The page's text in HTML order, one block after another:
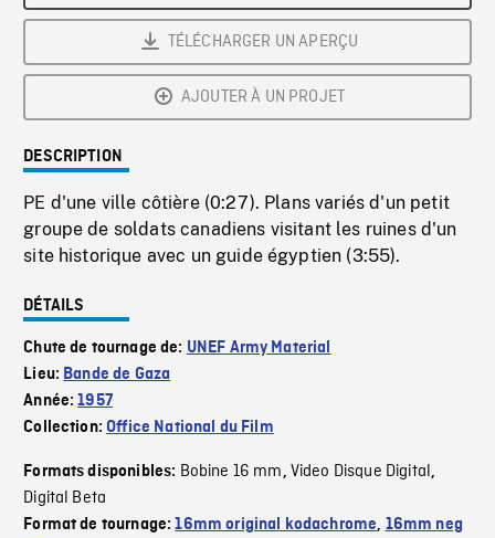
TÉLÉCHARGER UN APERÇU
AJOUTER À UN PROJET
DESCRIPTION
PE d'une ville côtière (0:27). Plans variés d'un petit
groupe de soldats canadiens visitant les ruines d'un
site historique avec un guide égyptien (3:55).
DÉTAILS
Chute de tournage de: UNEF Army Material
Lieu: Bande de Gaza
Année:1957
Collection:Office National du Film
Formats disponibles: Bobine 16 mm, Video Disque Digital,
Digital Beta
Format de tournage:16mm original kodachrome, 16mm neg